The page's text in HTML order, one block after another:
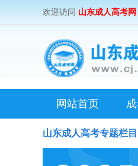
欢迎访问 山东成人高考网
网站首页
山东成人高考专题栏目